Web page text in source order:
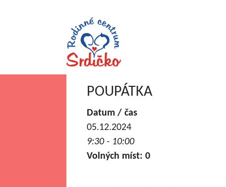
POUPÁTKA
Datum / čas
05.12.2024
9:30 - 10:00
Volných míst: 0